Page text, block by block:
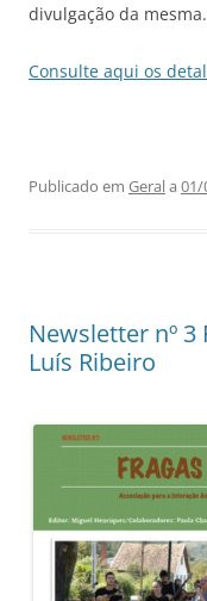
divulgação da mesma.
Consulte aqui os
Publicado em Gerala 01/
Newsletter nº 3
Luís Ribeiro